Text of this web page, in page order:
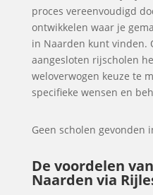
proces vereenvoudigd
ontwikkelen waar je
in Naarden kunt vinden.
aangesloten rijscholen
weloverwogen keuze te
specifieke wensen en
Geen scholen gevonden
De voordelen
Naarden via